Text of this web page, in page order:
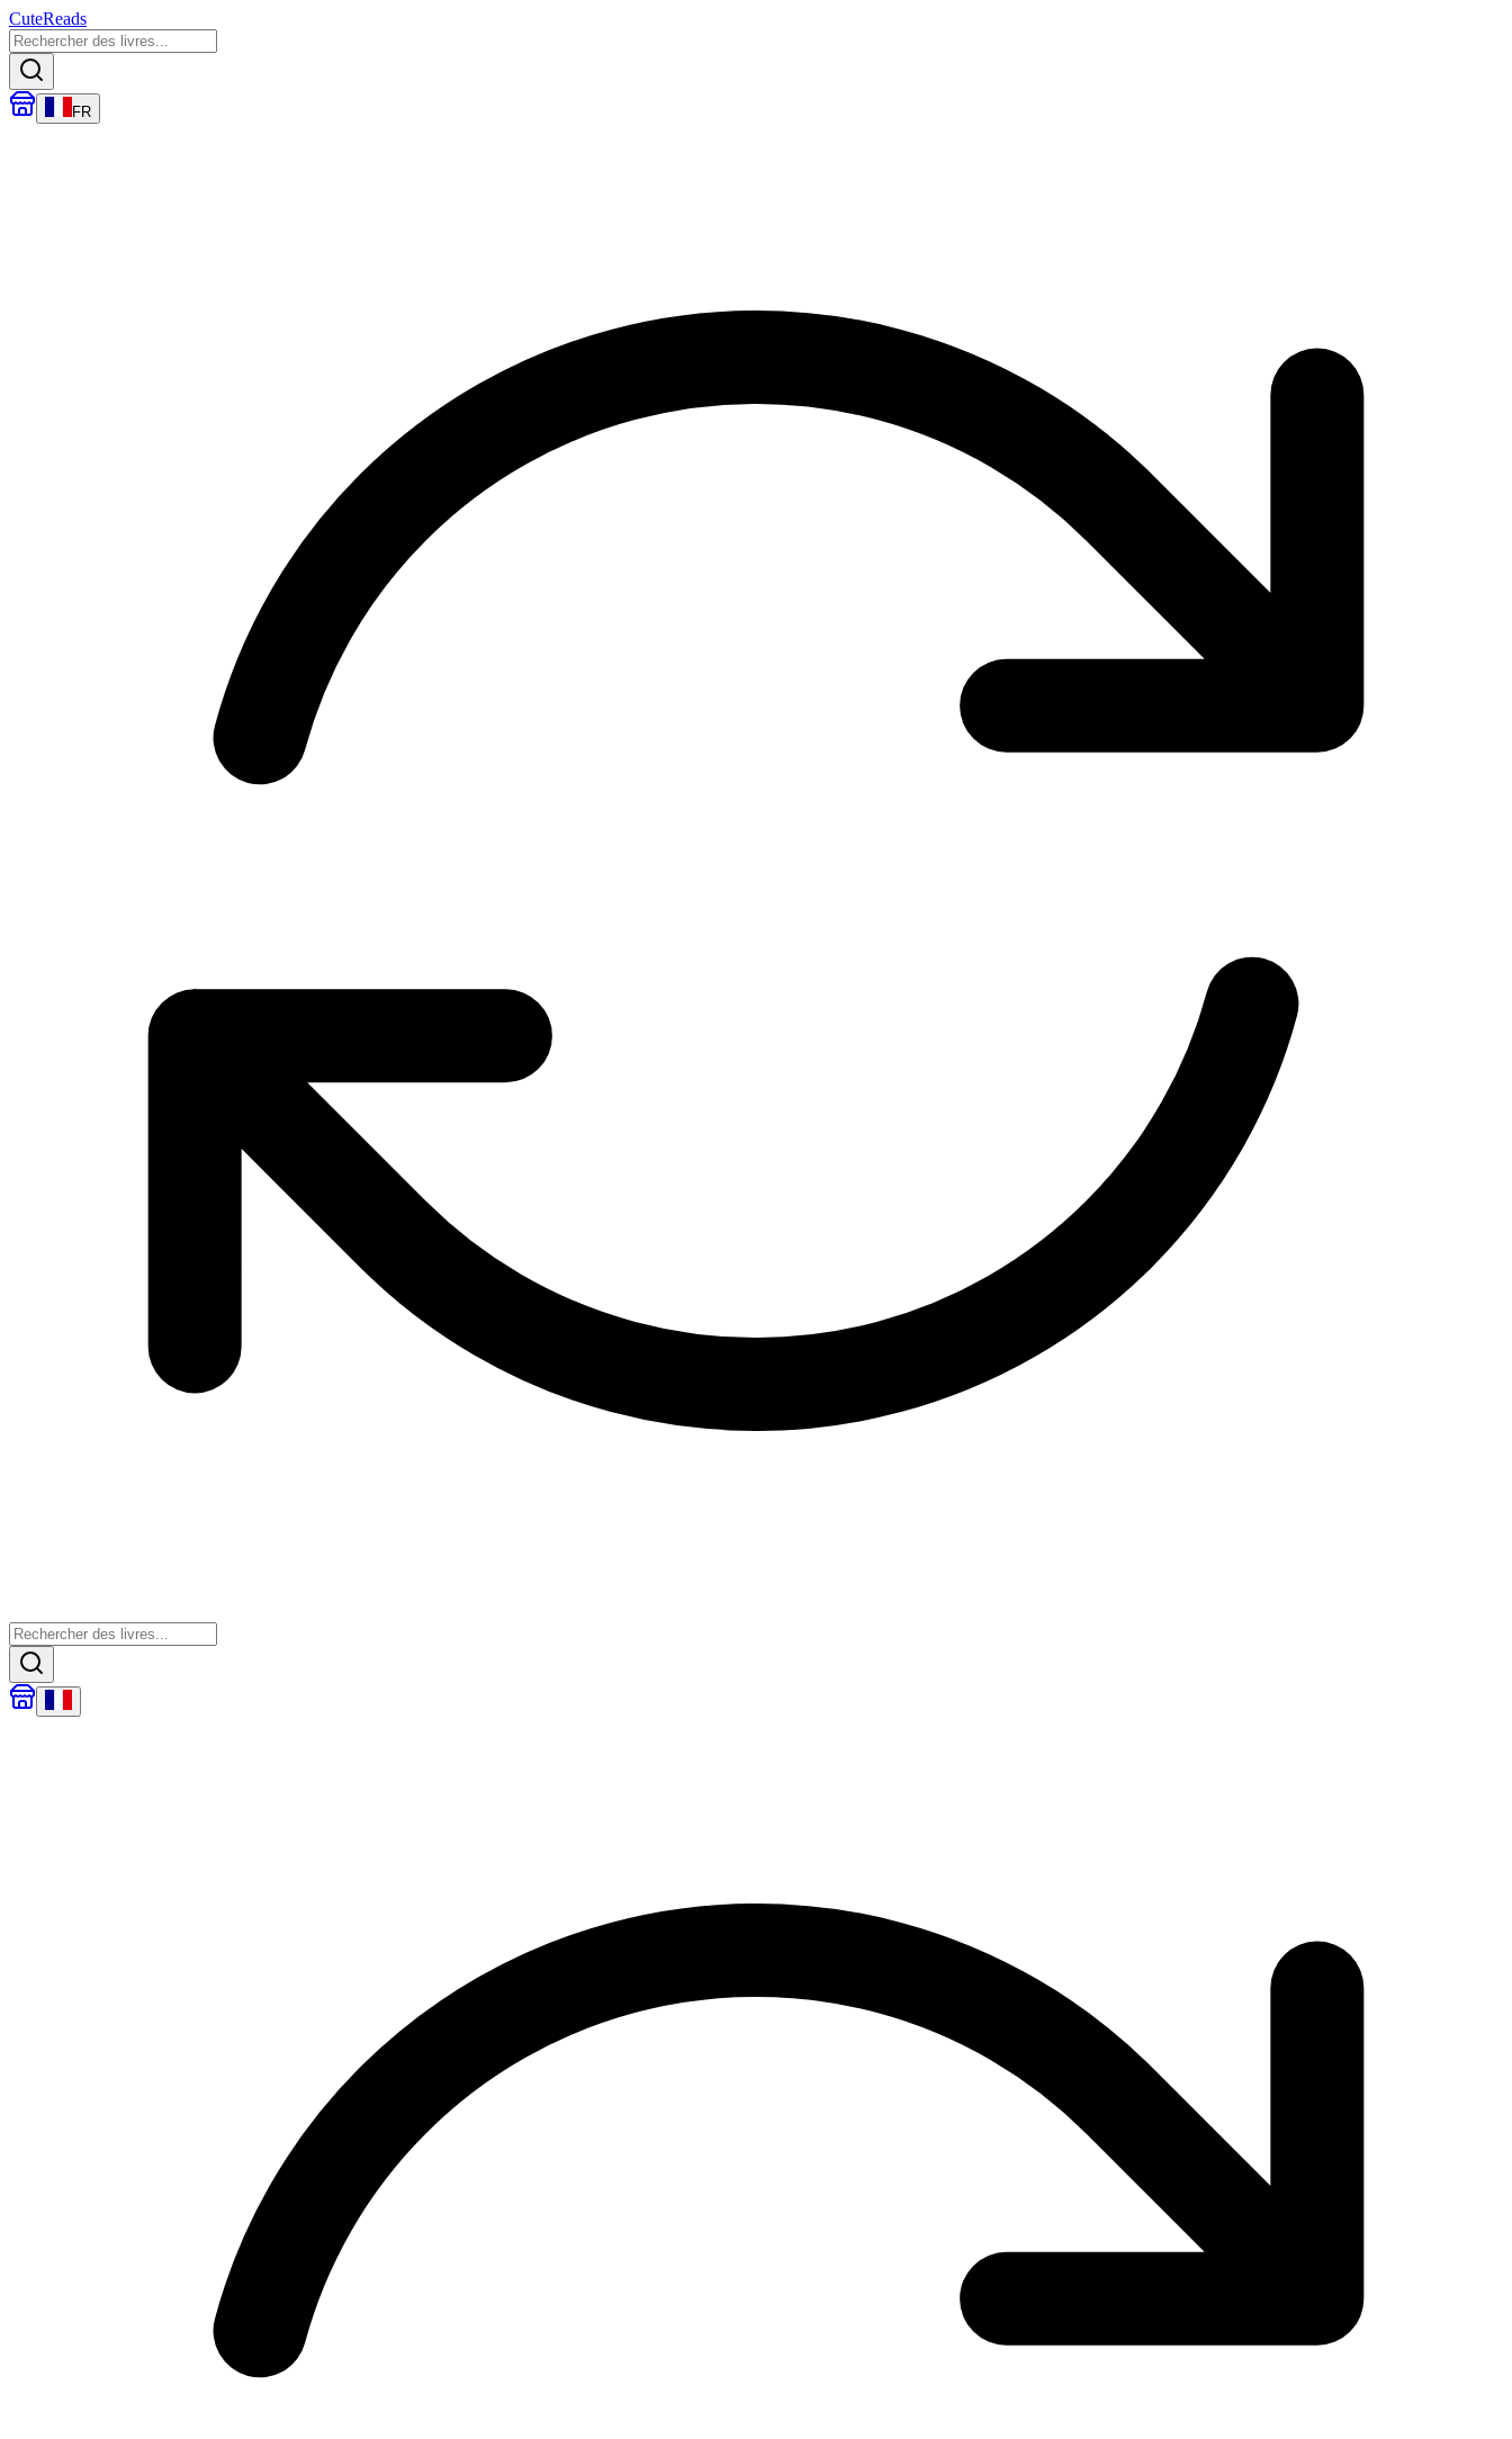
CuteReads
FR